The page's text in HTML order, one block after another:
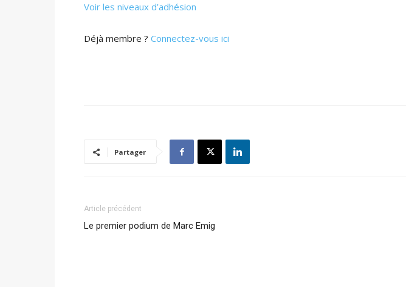
Voir les niveaux d’adhésion
Déjà membre ? Connectez-vous ici
Partager
Article précédent
Le premier podium de Marc Emig